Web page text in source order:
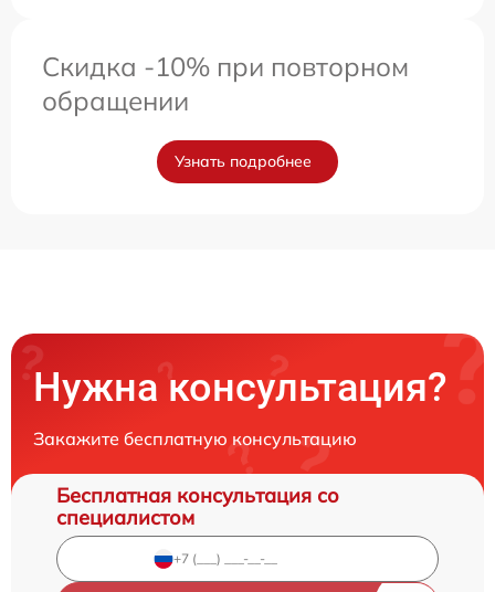
Скидка -10% при повторном
обращении
Узнать подробнее
Нужна консультация?
Закажите бесплатную консультацию
Бесплатная консультация со
специалистом